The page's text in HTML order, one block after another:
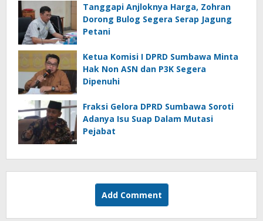
Tanggapi Anjloknya Harga, Zohran
Dorong Bulog Segera Serap Jagung
Petani
Ketua Komisi I DPRD Sumbawa Minta
Hak Non ASN dan P3K Segera
Dipenuhi
Fraksi Gelora DPRD Sumbawa Soroti
Adanya Isu Suap Dalam Mutasi
Pejabat
Add Comment